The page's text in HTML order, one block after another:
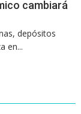
cambiará
depósitos
en...